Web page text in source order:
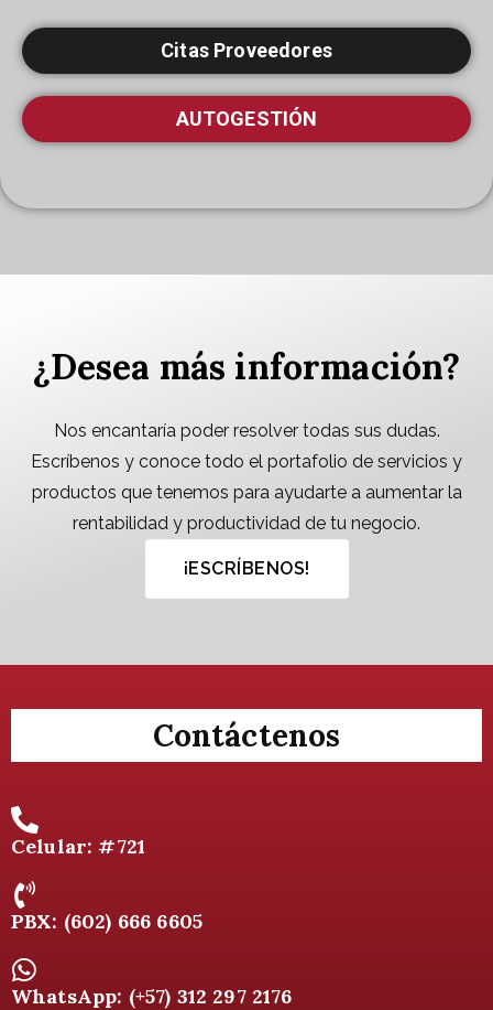
Citas Proveedores
AUTOGESTIÓN
¿Desea más información?
Nos encantaría poder resolver todas sus dudas.
Escríbenos y conoce todo el portafolio de servicios y
productos que tenemos para ayudarte a aumentar la
rentabilidad y productividad de tu negocio.
¡ESCRÍBENOS!
Contáctenos
Celular: #721
PBX: (602) 666 6605
WhatsApp: (+57) 312 297 2176